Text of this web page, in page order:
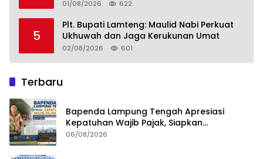
Lampung Tengah
01/08/2026 622
5
Plt. Bupati Lamteng: Maulid Nabi Perkuat
Ukhuwah dan Jaga Kerukunan Umat
02/08/2026 601
Terbaru
Bapenda Lampung Tengah Apresiasi
Kepatuhan Wajib Pajak, Siapkan
Pengawasan Terpadu di PT GGP
06/08/2026